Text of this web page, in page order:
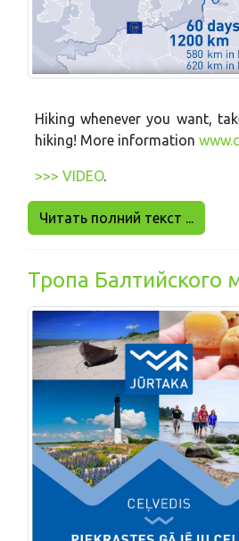
Hiking whenever you want,
hiking! More information
>>> VIDEO.
Читать полний текст ...
Тропa Балтийского